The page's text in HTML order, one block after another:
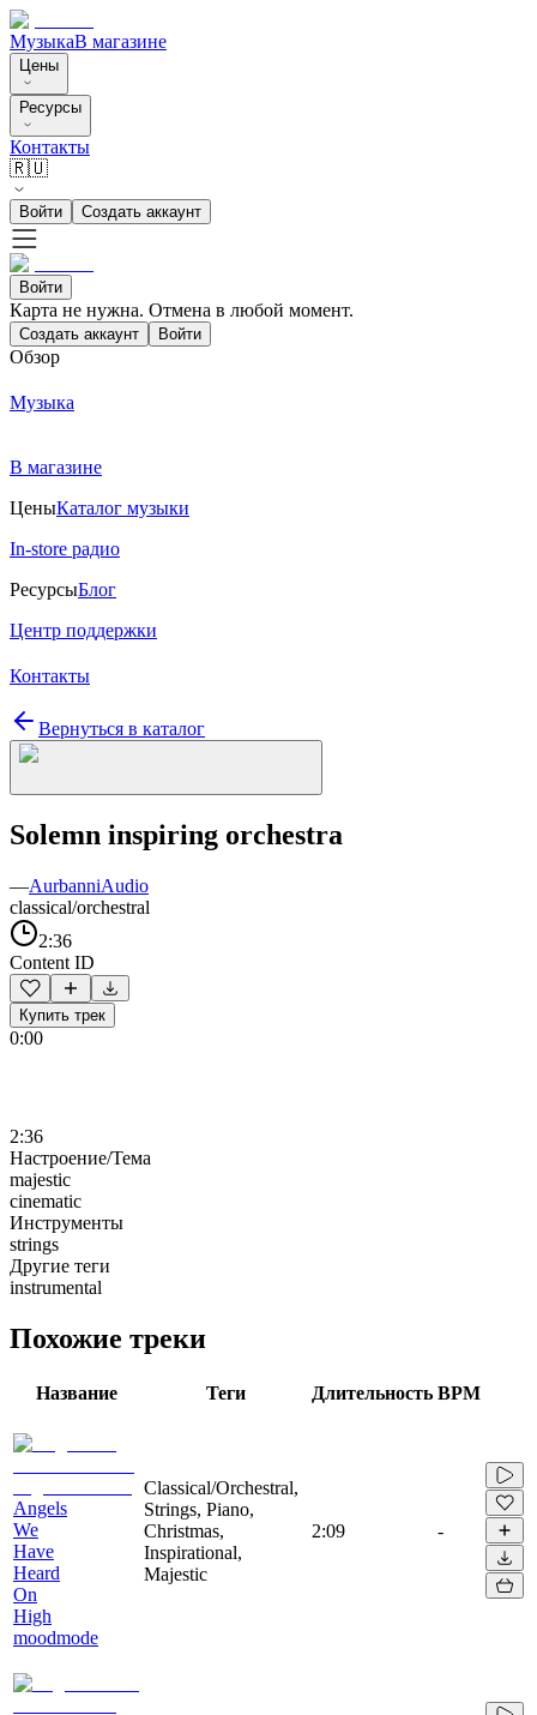
МузыкаВ магазине
Цены
Ресурсы
Контакты
🇷🇺
Войти Создать аккаунт
Войти
Карта не нужна. Отмена в любой момент.
Создать аккаунт Войти
Обзор
Музыка
В магазине
ЦеныКаталог музыки
In-store радио
РесурсыБлог
Центр поддержки
Контакты
Вернуться в каталог
Solemn inspiring orchestra
—AurbanniAudio
classical/orchestral
2:36
Content ID
Купить трек
0:00
2:36
Настроение/Тема
majestic
cinematic
Инструменты
strings
Другие теги
instrumental
Похожие треки
Название Теги Длительность BPM
Angels
We
Have
Heard
On
High
moodmode
Classical/Orchestral,
Strings, Piano,
Christmas,
Inspirational,
Majestic
2:09 -